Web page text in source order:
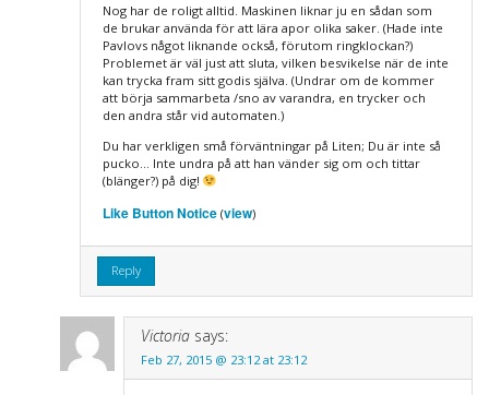
Nog har de roligt alltid. Maskinen liknar ju en sådan som
de brukar använda för att lära apor olika saker. (Hade inte
Pavlovs något liknande också, förutom ringklockan?)
Problemet är väl just att sluta, vilken besvikelse när de inte
kan trycka fram sitt godis själva. (Undrar om de kommer
att börja sammarbeta /sno av varandra, en trycker och
den andra står vid automaten.)
Du har verkligen små förväntningar på Liten; Du är inte så
pucko… Inte undra på att han vänder sig om och tittar
(blänger?) på dig!
Like Button Notice(view)
Reply
Victoria says:
Feb 27, 2015 @ 23:12 at 23:12